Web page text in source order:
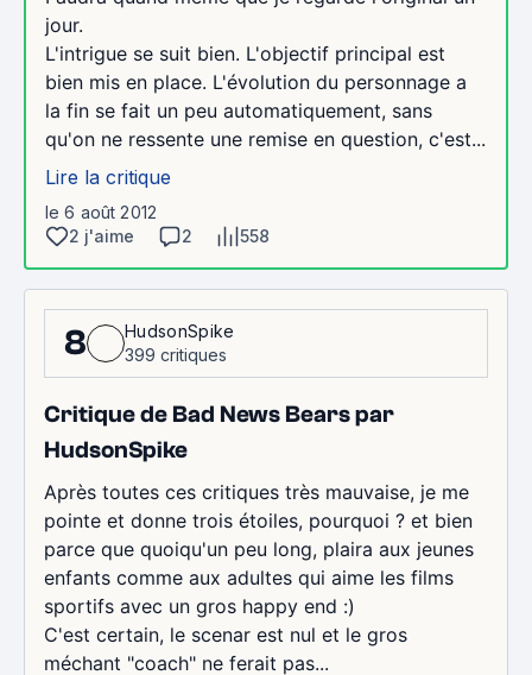
jour.
L'intrigue se suit bien. L'objectif principal est
bien mis en place. L'évolution du personnage a
la fin se fait un peu automatiquement, sans
qu'on ne ressente une remise en question, c'est...
Lire la critique
le 6 août 2012
2 j'aime
2 558
8
HudsonSpike
399 critiques
Critique de Bad News Bears par
HudsonSpike
Après toutes ces critiques très mauvaise, je me
pointe et donne trois étoiles, pourquoi ? et bien
parce que quoiqu'un peu long, plaira aux jeunes
enfants comme aux adultes qui aime les films
sportifs avec un gros happy end :)
C'est certain, le scenar est nul et le gros
méchant "coach" ne ferait pas...